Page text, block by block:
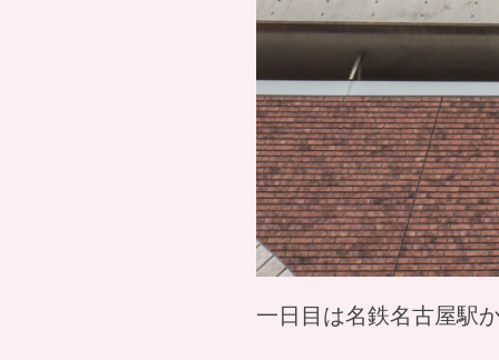
一日目は名鉄名古屋駅